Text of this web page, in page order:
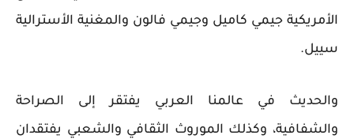
الأمريكية جيمي كاميل وجيمي فالون والمغنية الأسترالية
سييل.
والحديث في عالمنا العربي يفتقر إلى الصراحة
والشفافية، وكذلك الموروث الثقافي والشعبي يفتقدان